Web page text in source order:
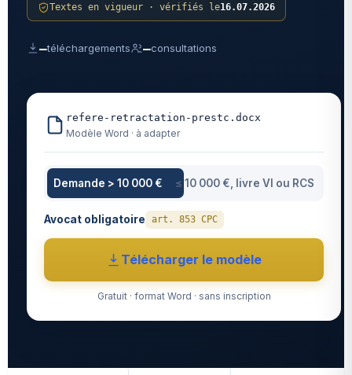
Textes en vigueur · vérifiés le16.07.2026
—téléchargements —consultations
refere-retractation-prestc.docx
Modèle Word · à adapter
Demande > 10 000 € ≤ 10 000 €, livre VI ou RCS
Avocat obligatoire art. 853 CPC
Télécharger le modèle
Gratuit · format Word · sans inscription